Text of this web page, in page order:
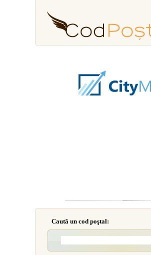
Caută un cod poştal: